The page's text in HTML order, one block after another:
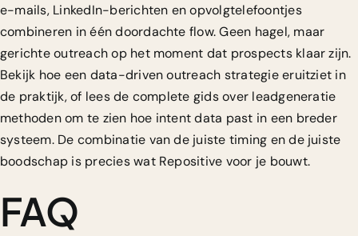
e-mails, LinkedIn-berichten en opvolgtelefoontjes
combineren in één doordachte flow. Geen hagel, maar
gerichte outreach op het moment dat prospects klaar zijn.
Bekijk hoe een data-driven outreach strategieeruitziet in
de praktijk, of lees de complete gids over leadgeneratie
methodenom te zien hoe intent data past in een breder
systeem. De combinatie van de juiste timing en de juiste
boodschap is precies wat Repositive voor je bouwt.
FAQ